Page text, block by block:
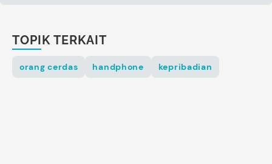
TOPIK TERKAIT
orang cerdas handphone kepribadian